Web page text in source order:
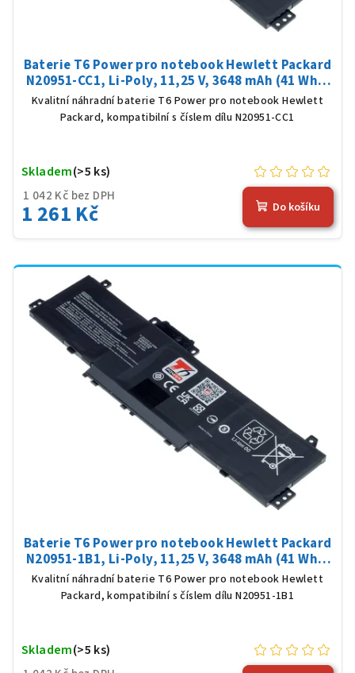
Baterie T6 Power pro notebook Hewlett Packard
N20951-CC1, Li-Poly, 11,25 V, 3648 mAh (41 Wh),
černá
Kvalitní náhradní baterie T6 Power pro notebook Hewlett
Packard, kompatibilní s číslem dílu N20951-CC1
1 042 Kč bez DPH
1 261 Kč
Skladem(>5 ks)
Do košíku
Baterie T6 Power pro notebook Hewlett Packard
N20951-1B1, Li-Poly, 11,25 V, 3648 mAh (41 Wh),
černá
Kvalitní náhradní baterie T6 Power pro notebook Hewlett
Packard, kompatibilní s číslem dílu N20951-1B1
Skladem(>5 ks)